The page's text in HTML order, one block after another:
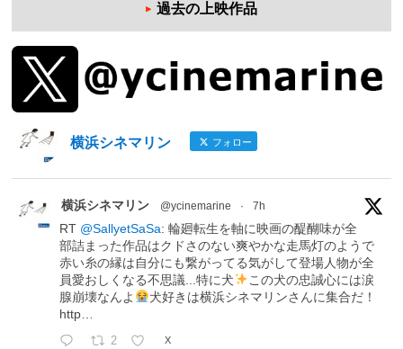
過去の上映作品
横浜シネマリン フォロー
横浜シネマリン @ycinemarine · 7h
RT @SallyetSaSa: 輪廻転生を軸に映画の醍醐味が全
部詰まった作品はクドさのない爽やかな走馬灯のようで
赤い糸の縁は自分にも繋がってる気がして登場人物が全
員愛おしくなる不思議...特に犬
この犬の忠誠心には涙
腺崩壊なんよ
犬好きは横浜シネマリンさんに集合だ！
http…
2 X